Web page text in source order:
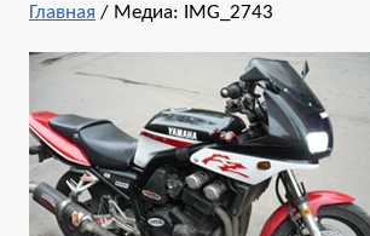
Главная / Медиа: IMG_2743